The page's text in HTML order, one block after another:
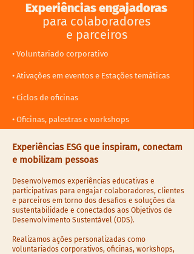
Experiências engajadoras
para colaboradores
e parceiros
• Voluntariado corporativo
• Ativações em eventos e Estações temáticas
• Ciclos de oficinas
• Oficinas, palestras​ e workshops
Experiências ESG que inspiram, conectam
e mobilizam pessoas
Desenvolvemos experiências educativas e
participativas para engajar colaboradores, clientes
e parceiros em torno dos desafios e soluções da
sustentabilidade e conectados aos Objetivos de
Desenvolvimento Sustentável (ODS).
Realizamos ações personalizadas como
voluntariados corporativos, oficinas, workshops,